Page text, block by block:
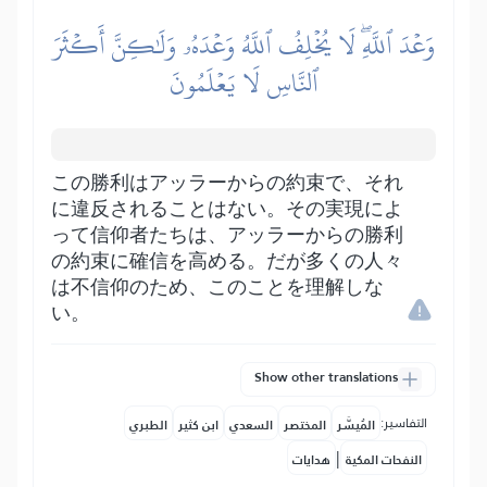
وَعۡدَ ٱللَّهِۖ لَا يُخۡلِفُ ٱللَّهُ وَعۡدَهُۥ وَلَٰكِنَّ أَكۡثَرَ
ٱلنَّاسِ لَا يَعۡلَمُونَ
この勝利はアッラーからの約束で、それ
に違反されることはない。その実現によ
って信仰者たちは、アッラーからの勝利
の約束に確信を高める。だが多くの人々
は不信仰のため、このことを理解しな
い。
Show other translations
التفاسير: المُيسَّر المختصر السعدي ابن كثير الطبري
النفحات المكية | هدايات